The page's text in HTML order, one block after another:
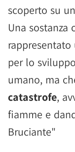
scoperto su
Una sostanza
per lo
umano, ma
catastrofe,
fiamme e
Bruciante"